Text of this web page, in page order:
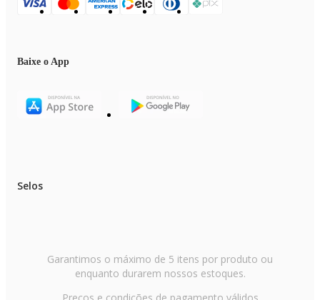
Baixe o App
Selos
Garantimos o máximo de 5 itens por produto ou
enquanto durarem nossos estoques.